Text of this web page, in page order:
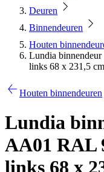
Deuren
Binnendeuren
Houten
Lundia
links 68 x 231,5 cm
Houten binnendeuren
Lundia
AA01 RAL
links 68 x